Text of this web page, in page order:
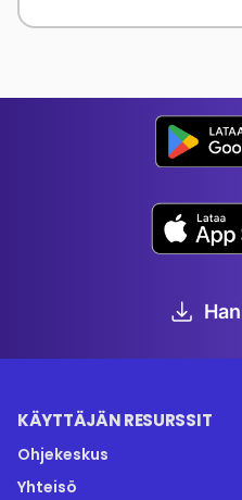
KÄYTTÄJÄN RESURSSIT
Ohjekeskus
Yhteisö